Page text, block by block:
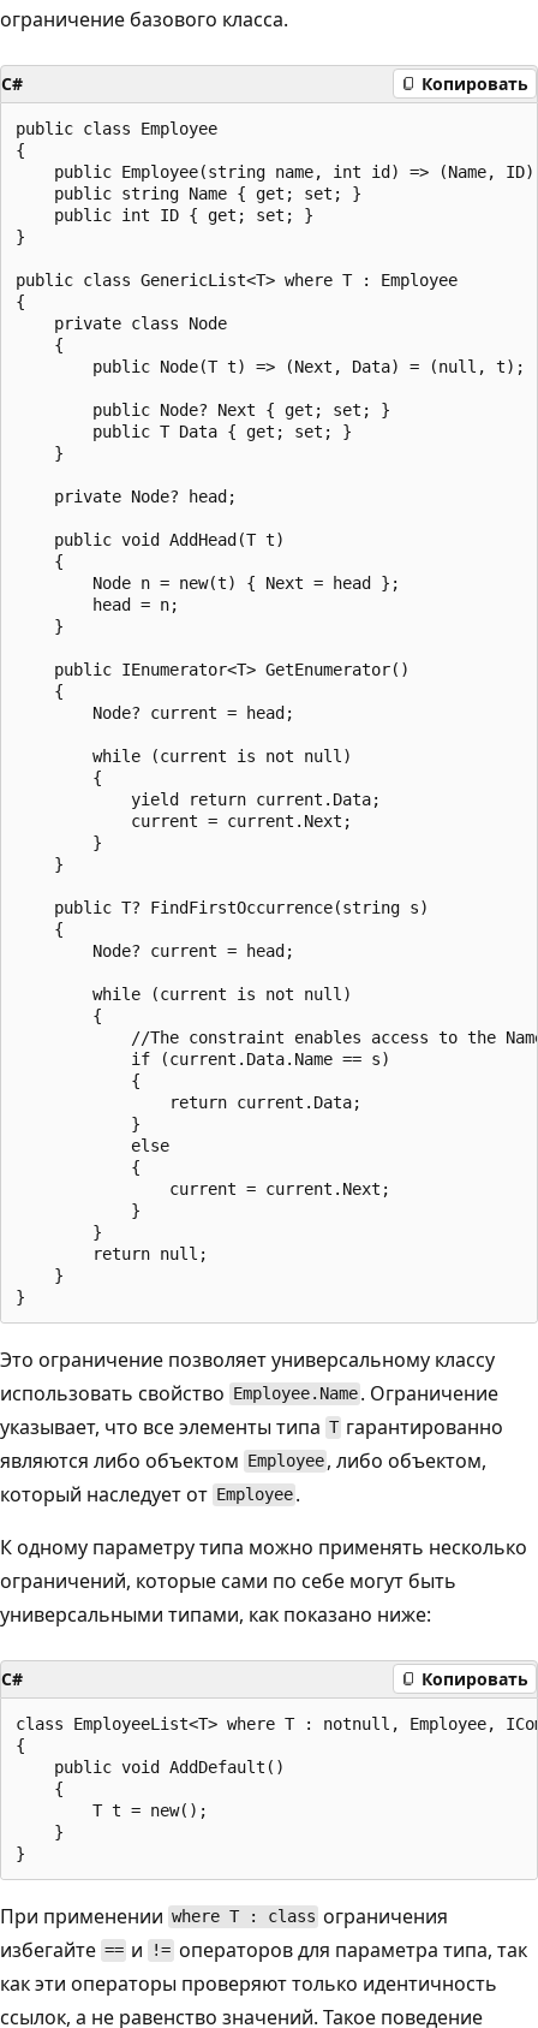
ограничение базового класса.
C# Копировать
public class Employee
{
public Employee(string name, int id) => (Name,
    public string Name { get; set; }
    public int ID { get; set; }
}
public class GenericList<T> where T : Employee
{
    private class Node
    {
        public Node(T t) => (Next, Data) = (null, t);
        public Node? Next { get; set; }
        public T Data { get; set; }
    }
    private Node? head;
    public void AddHead(T t)
    {
        Node n = new(t) { Next = head };
        head = n;
    }
    public IEnumerator<T> GetEnumerator()
    {
        Node? current = head;
        while (current is not null)
        {
            yield return current.Data;
            current = current.Next;
        }
    }
    public T? FindFirstOccurrence(string s)
    {
        Node? current = head;
        while (current is not null)
        {
//The constraint enables access to the
            if (current.Data.Name == s)
            {
                return current.Data;
            }
            else
            {
                current = current.Next;
            }
        }
        return null;
    }
Это ограничение позволяет универсальному классу
использовать свойство Employee.Name . Ограничение
указывает, что все элементы типа T гарантированно
являются либо объектом Employee , либо объектом,
который наследует от Employee .
К одному параметру типа можно применять несколько
ограничений, которые сами по себе могут быть
универсальными типами, как показано ниже:
C# Копировать
class EmployeeList<T> where T : notnull, Employee,
{
    public void AddDefault()
    {
        T t = new();
    }
При применении where T : class ограничения
избегайте == и !=операторов для параметра типа, так
как эти операторы проверяют только идентичность
ссылок, а не равенство значений. Такое поведение